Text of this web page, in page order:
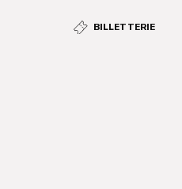
BILLETTERIE